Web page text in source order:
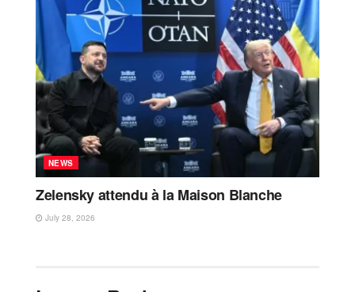
NEWS
Zelensky attendu à la Maison Blanche
July 28, 2026